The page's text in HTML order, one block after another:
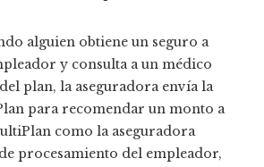
alguien obtiene un seguro a
y consulta a un médico
plan, la aseguradora envía la
para recomendar un monto a
como la aseguradora
procesamiento del empleador,